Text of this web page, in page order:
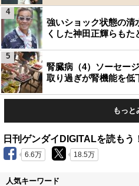
強いショック状態の
くした神田正輝らもた
4
腎臓病（4）ソーセー
取り過ぎが腎機能を低
5
もっと
日刊ゲンダイDIGITALを読もう
6.6万 18.5万
人気キーワード